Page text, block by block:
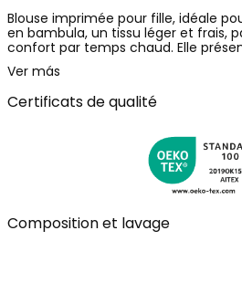
Blouse imprimée pour fille, idéale
en bambula, un tissu léger et frais,
confort par temps chaud. Elle
des tons bleus et verts avec des
bretelles larges pour un ajustement
en tailles de 2 à 14 ans, c'est un
être associé à des shorts ou des
Ver más
Certificats de qualité
Composition et lavage